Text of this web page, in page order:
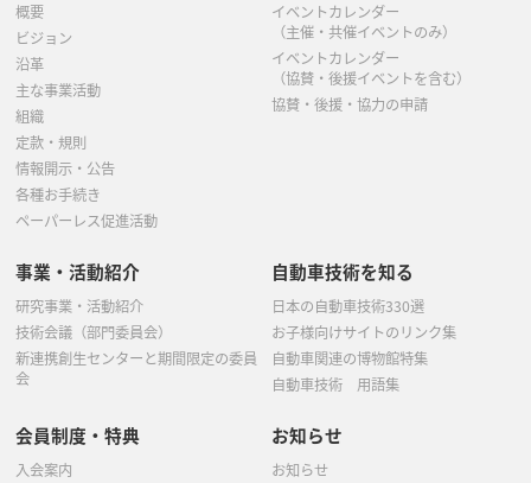
概要
ビジョン
沿革
主な事業活動
組織
定款・規則
情報開示・公告
各種お手続き
ペーパーレス促進活動
イベントカレンダー
（主催・共催イベントのみ）
イベントカレンダー
（協賛・後援イベントを含む）
協賛・後援・協力の申請
事業・活動紹介
研究事業・活動紹介
技術会議（部門委員会）
新連携創生センターと期間限定の委員
会
自動車技術を知る
日本の自動車技術330選
お子様向けサイトのリンク集
自動車関連の博物館特集
自動車技術 用語集
会員制度・特典
入会案内
お知らせ
お知らせ